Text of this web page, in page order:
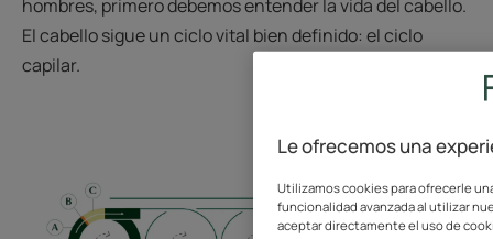
hombres, primero debemos entender la vida del cabello.
El cabello sigue un ciclo vital bien definido: el ciclo
capilar.
Le ofrecemos una
Utilizamos cookies para ofrecerle
funcionalidad avanzada al utilizar
aceptar directamente el uso de